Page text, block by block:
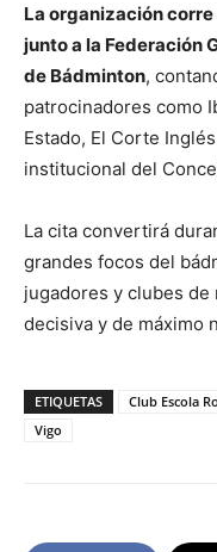
La organización
junto a la Federación
de Bádminton,
patrocinadores como
Estado, El Corte Inglés
institucional del
La cita convertirá
grandes focos del
jugadores y clubes
decisiva y de máximo
ETIQUETAS Club Escola
Vigo